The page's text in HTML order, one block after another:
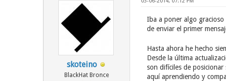
skoteino
BlackHat Bronce
Iba a poner algo
de enviar el primer
Hasta ahora he hecho
Desde la última
son difíciles de
aquí aprendiendo y